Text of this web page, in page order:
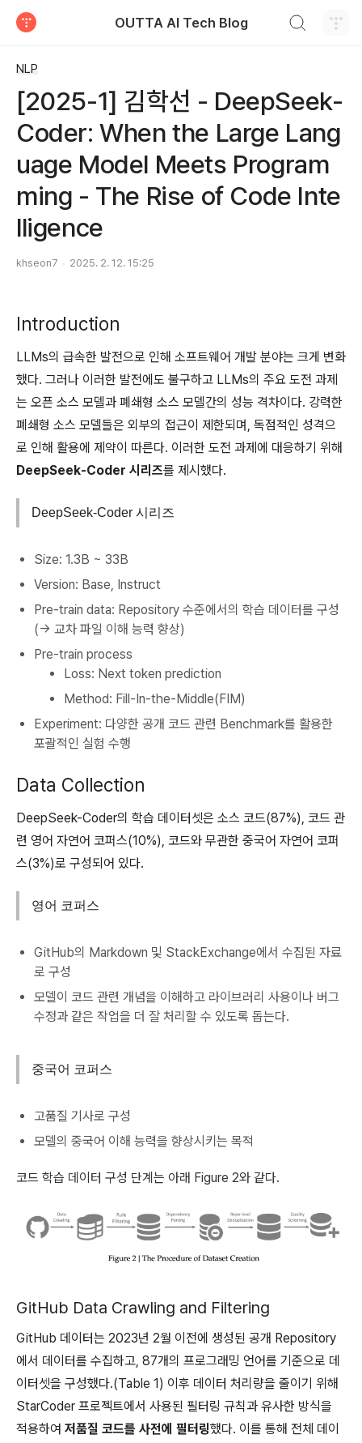
OUTTA AI Tech Blog
NLP
[2025-1] 김학선 - DeepSeek-
Coder: When the Large Lang
uage Model Meets Program
ming - The Rise of Code Inte
lligence
khseon7 2025. 2. 12. 15:25
Introduction
LLMs의 급속한 발전으로 인해 소프트웨어 개발 분야는 크게 변화
했다. 그러나 이러한 발전에도 불구하고 LLMs의 주요 도전 과제
는 오픈 소스 모델과 폐쇄형 소스 모델간의 성능 격차이다. 강력한
폐쇄형 소스 모델들은 외부의 접근이 제한되며, 독점적인 성격으
로 인해 활용에 제약이 따른다. 이러한 도전 과제에 대응하기 위해
DeepSeek-Coder 시리즈를 제시했다.
DeepSeek-Coder 시리즈
Size: 1.3B ~ 33B
Version: Base, Instruct
Pre-train data: Repository 수준에서의 학습 데이터를 구성
(→ 교차 파일 이해 능력 향상)
Pre-train process
Loss: Next token prediction
Method: Fill-In-the-Middle(FIM)
Experiment: 다양한 공개 코드 관련 Benchmark를 활용한
포괄적인 실험 수행
Data Collection
DeepSeek-Coder의 학습 데이터셋은 소스 코드(87%), 코드 관
련 영어 자연어 코퍼스(10%), 코드와 무관한 중국어 자연어 코퍼
스(3%)로 구성되어 있다.
영어 코퍼스
GitHub의 Markdown 및 StackExchange에서 수집된 자료
로 구성
모델이 코드 관련 개념을 이해하고 라이브러리 사용이나 버그
수정과 같은 작업을 더 잘 처리할 수 있도록 돕는다.
중국어 코퍼스
고품질 기사로 구성
모델의 중국어 이해 능력을 향상시키는 목적
코드 학습 데이터 구성 단계는 아래 Figure 2와 같다.
GitHub Data Crawling and Filtering
GitHub 데이터는 2023년 2월 이전에 생성된 공개 Repository
에서 데이터를 수집하고, 87개의 프로그래밍 언어를 기준으로 데
이터셋을 구성했다.(Table 1) 이후 데이터 처리량을 줄이기 위해
StarCoder 프로젝트에서 사용된 필터링 규칙과 유사한 방식을
적용하여 저품질 코드를 사전에 필터링했다. 이를 통해 전체 데이